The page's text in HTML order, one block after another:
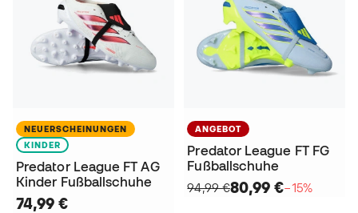
NEUERSCHEINUNGEN
KINDER
Predator League FT AG
Kinder Fußballschuhe
74,99 €
ANGEBOT
Predator League FT FG
Fußballschuhe
94,99 €80,99 €−15%